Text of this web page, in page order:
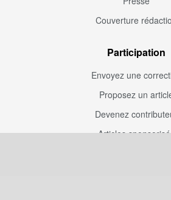
Couverture
Participation
Envoyez une
Proposez un
Devenez
Articles